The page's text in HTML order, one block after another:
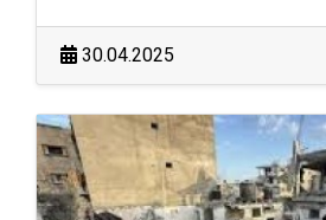
30.04.2025